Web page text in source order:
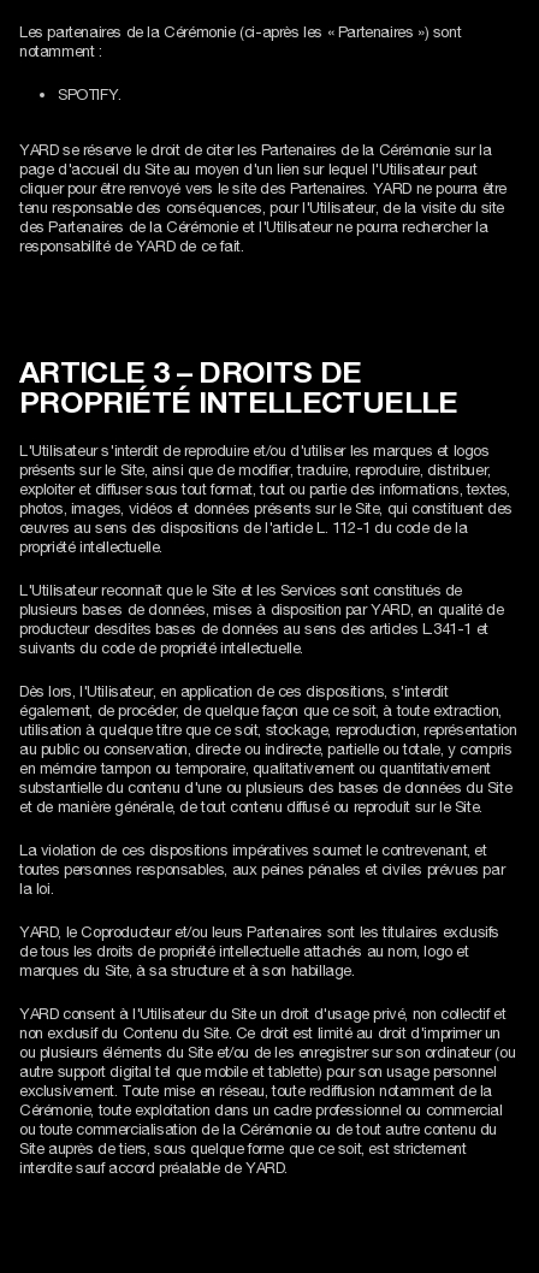
Les partenaires de la Cérémonie (ci-après les « Partenaires ») sont
notamment :
SPOTIFY.
YARD se réserve le droit de citer les Partenaires de la Cérémonie sur la
page d'accueil du Site au moyen d'un lien sur lequel l'Utilisateur peut
cliquer pour être renvoyé vers le site des Partenaires. YARD ne pourra être
tenu responsable des conséquences, pour l'Utilisateur, de la visite du site
des Partenaires de la Cérémonie et l'Utilisateur ne pourra rechercher la
responsabilité de YARD de ce fait.
ARTICLE 3 – DROITS DE
PROPRIÉTÉ INTELLECTUELLE
L'Utilisateur s'interdit de reproduire et/ou d'utiliser les marques et logos
présents sur le Site, ainsi que de modifier, traduire, reproduire, distribuer,
exploiter et diffuser sous tout format, tout ou partie des informations, textes,
photos, images, vidéos et données présents sur le Site, qui constituent des
œuvres au sens des dispositions de l'article L. 112-1 du code de la
propriété intellectuelle.
L'Utilisateur reconnaît que le Site et les Services sont constitués de
plusieurs bases de données, mises à disposition par YARD, en qualité de
producteur desdites bases de données au sens des articles L.341-1 et
suivants du code de propriété intellectuelle.
Dès lors, l'Utilisateur, en application de ces dispositions, s'interdit
également, de procéder, de quelque façon que ce soit, à toute extraction,
utilisation à quelque titre que ce soit, stockage, reproduction, représentation
au public ou conservation, directe ou indirecte, partielle ou totale, y compris
en mémoire tampon ou temporaire, qualitativement ou quantitativement
substantielle du contenu d'une ou plusieurs des bases de données du Site
et de manière générale, de tout contenu diffusé ou reproduit sur le Site.
La violation de ces dispositions impératives soumet le contrevenant, et
toutes personnes responsables, aux peines pénales et civiles prévues par
la loi.
YARD, le Coproducteur et/ou leurs Partenaires sont les titulaires exclusifs
de tous les droits de propriété intellectuelle attachés au nom, logo et
marques du Site, à sa structure et à son habillage.
YARD consent à l'Utilisateur du Site un droit d'usage privé, non collectif et
non exclusif du Contenu du Site. Ce droit est limité au droit d'imprimer un
ou plusieurs éléments du Site et/ou de les enregistrer sur son ordinateur (ou
autre support digital tel que mobile et tablette) pour son usage personnel
exclusivement. Toute mise en réseau, toute rediffusion notamment de la
Cérémonie, toute exploitation dans un cadre professionnel ou commercial
ou toute commercialisation de la Cérémonie ou de tout autre contenu du
Site auprès de tiers, sous quelque forme que ce soit, est strictement
interdite sauf accord préalable de YARD.